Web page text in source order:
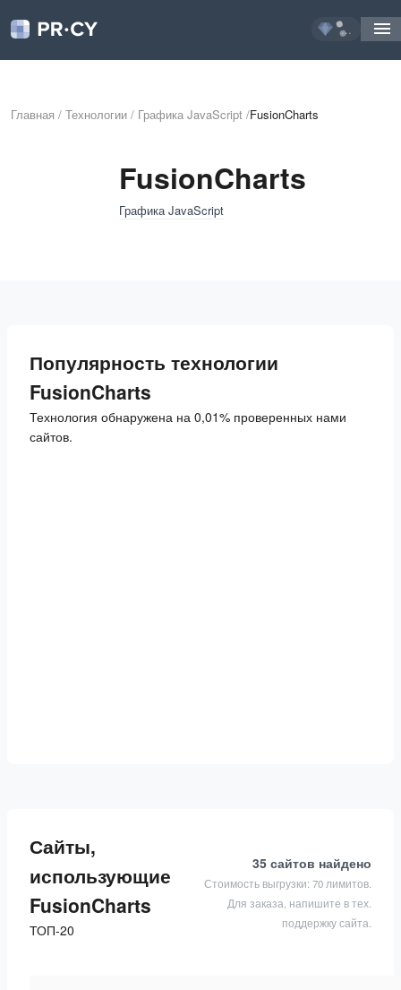
...
Главная / Технологии / Графика JavaScript /FusionCharts
FusionCharts
Графика JavaScript
Популярность технологии
FusionCharts
Технология обнаружена на 0,01% проверенных нами
сайтов.
Сайты,
использующие
FusionCharts
ТОП-20
35 сайтов найдено
Стоимость выгрузки: 70 лимитов.
Для заказа, напишите в тех.
поддержку сайта.